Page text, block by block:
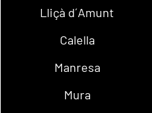
Lliçà d´Amunt
Calella
Manresa
Mura